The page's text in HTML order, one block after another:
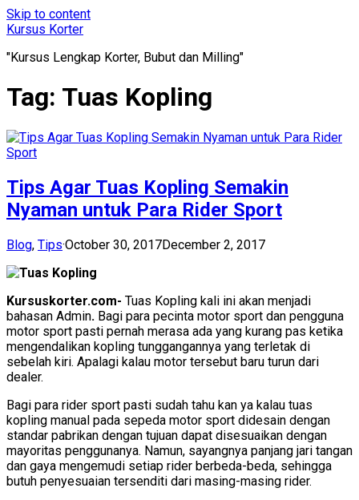
Skip to content
Kursus Korter
"Kursus Lengkap Korter, Bubut dan Milling"
Tag: Tuas Kopling
Tips Agar Tuas Kopling Semakin
Nyaman untuk Para Rider Sport
Blog, Tips·October 30, 2017December 2, 2017
Kursuskorter.com- Tuas Kopling kali ini akan menjadi
bahasan Admin. Bagi para pecinta motor sport dan pengguna
motor sport pasti pernah merasa ada yang kurang pas ketika
mengendalikan kopling tunggangannya yang terletak di
sebelah kiri. Apalagi kalau motor tersebut baru turun dari
dealer.
Bagi para rider sport pasti sudah tahu kan ya kalau tuas
kopling manual pada sepeda motor sport didesain dengan
standar pabrikan dengan tujuan dapat disesuaikan dengan
mayoritas penggunanya. Namun, sayangnya panjang jari tangan
dan gaya mengemudi setiap rider berbeda-beda, sehingga
butuh penyesuaian tersenditi dari masing-masing rider.